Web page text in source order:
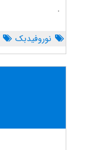
.
نوروفیدبک